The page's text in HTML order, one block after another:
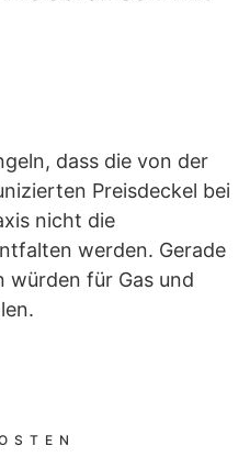
dass die von der
Preisdeckel bei
nicht die
werden. Gerade
würden für Gas und